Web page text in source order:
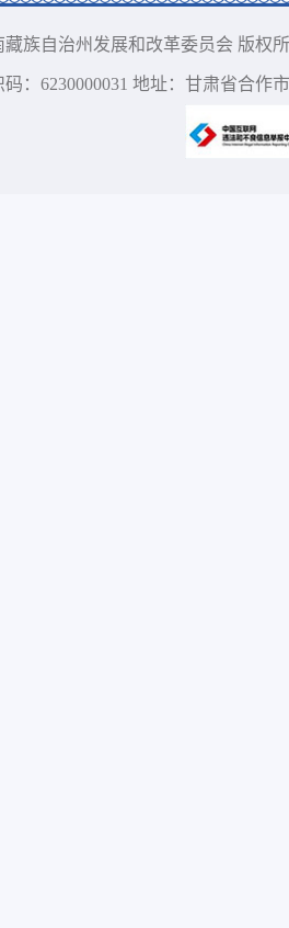
藏族自治州发展和改革委员会 版权
：6230000031 地址：甘肃省合作